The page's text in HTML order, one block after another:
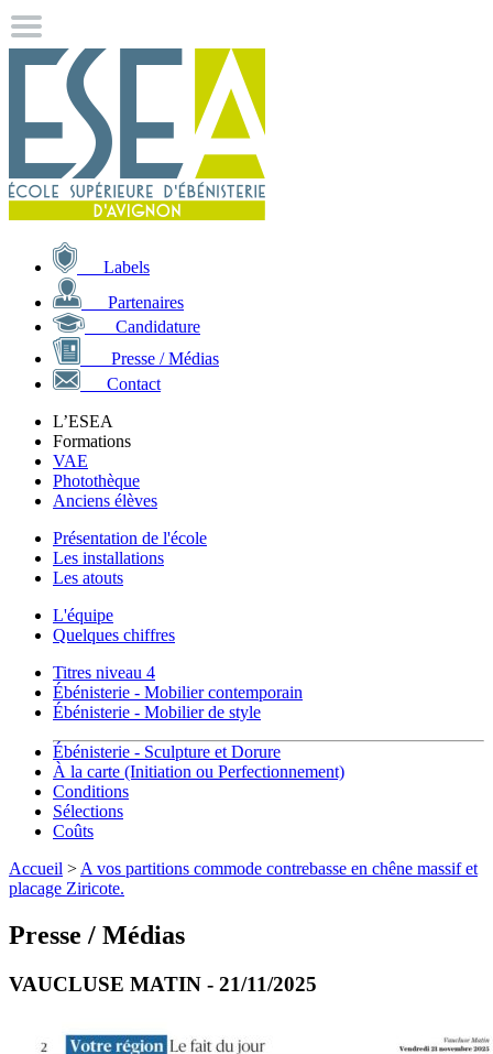
Labels
Partenaires
Candidature
Presse / Médias
Contact
L’ESEA
Formations
VAE
Photothèque
Anciens élèves
Présentation de l'école
Les installations
Les atouts
L'équipe
Quelques chiffres
Titres niveau 4
Ébénisterie - Mobilier contemporain
Ébénisterie - Mobilier de style
Ébénisterie - Sculpture et Dorure
À la carte (Initiation ou Perfectionnement)
Conditions
Sélections
Coûts
Accueil > A vos partitions commode contrebasse en chêne massif et
placage Ziricote.
Presse / Médias
VAUCLUSE MATIN - 21/11/2025